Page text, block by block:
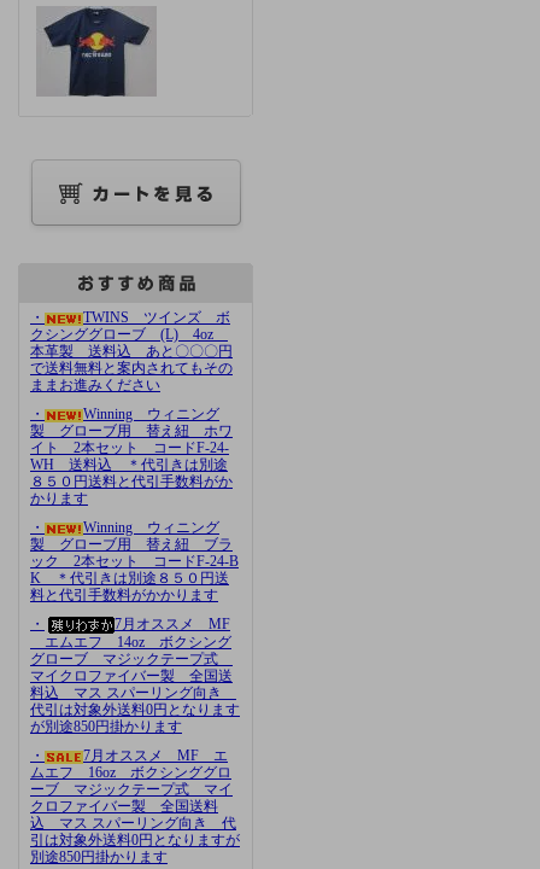
・
TWINS ツインズ ボ
クシンググローブ (L) 4oz
本革製 送料込 あと〇〇〇円
で送料無料と案内されてもその
ままお進みください
・
Winning ウィニング
製 グローブ用 替え紐 ホワ
イト 2本セット コードF-24-
WH 送料込 ＊代引きは別途
８５０円送料と代引手数料がか
かります
・
Winning ウィニング
製 グローブ用 替え紐 ブラ
ック 2本セット コードF-24-B
K ＊代引きは別途８５０円送
料と代引手数料がかかります
・
7月オススメ MF
エムエフ 14oz ボクシング
グローブ マジックテープ式
マイクロファイバー製 全国送
料込 マス スパーリング向き
代引は対象外送料0円となります
が別途850円掛かります
・
7月オススメ MF エ
ムエフ 16oz ボクシンググロ
ーブ マジックテープ式 マイ
クロファイバー製 全国送料
込 マス スパーリング向き 代
引は対象外送料0円となりますが
別途850円掛かります